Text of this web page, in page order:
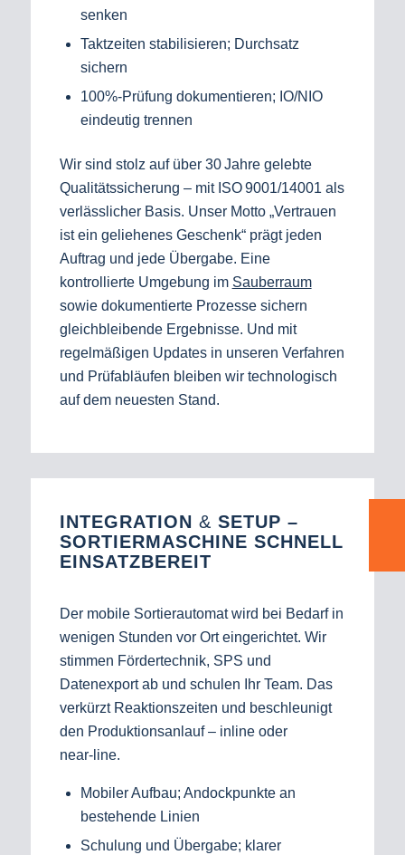
senken
Taktzeiten stabilisieren; Durchsatz
sichern
100%-Prüfung dokumentieren; IO/NIO
eindeutig trennen
Wir sind stolz auf über 30 Jahre gelebte
Qualitätssicherung – mit ISO 9001/14001 als
verlässlicher Basis. Unser Motto „Vertrauen
ist ein geliehenes Geschenk“ prägt jeden
Auftrag und jede Übergabe. Eine
kontrollierte Umgebung im Sauberraum
sowie dokumentierte Prozesse sichern
gleichbleibende Ergebnisse. Und mit
regelmäßigen Updates in unseren Verfahren
und Prüfabläufen bleiben wir technologisch
auf dem neuesten Stand.
INTEGRATION & SETUP –
SORTIERMASCHINE SCHNELL
EINSATZBEREIT
Der mobile Sortierautomat wird bei Bedarf in
wenigen Stunden vor Ort eingerichtet. Wir
stimmen Fördertechnik, SPS und
Datenexport ab und schulen Ihr Team. Das
verkürzt Reaktionszeiten und beschleunigt
den Produktionsanlauf – inline oder
near‑line.
Mobiler Aufbau; Andockpunkte an
bestehende Linien
Schulung und Übergabe; klarer